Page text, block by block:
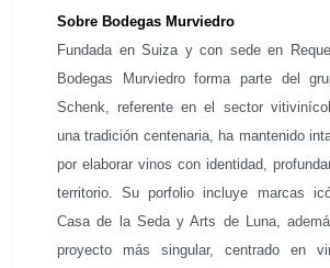
Sobre Bodegas Murviedro
Fundada en Suiza y con sede en
Bodegas Murviedro forma parte del
Schenk, referente en el sector
una tradición centenaria, ha mantenido
por elaborar vinos con identidad,
territorio. Su porfolio incluye marcas
Casa de la Seda y Arts de Luna,
proyecto más singular, centrado en